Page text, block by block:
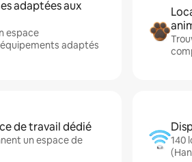
adaptées aux
espace
adaptés
de travail dédié
un espace de
140